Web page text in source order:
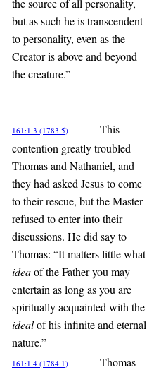
the source of all personality,
but as such he is transcendent
to personality, even as the
Creator is above and beyond
the creature.”
161:1.3 (1783.5)
This
contention greatly troubled
Thomas and Nathaniel, and
they had asked Jesus to come
to their rescue, but the Master
refused to enter into their
discussions. He did say to
Thomas: “It matters little what
ideaof the Father you may
entertain as long as you are
spiritually acquainted with the
idealof his infinite and eternal
nature.”
161:1.4 (1784.1)
Thomas